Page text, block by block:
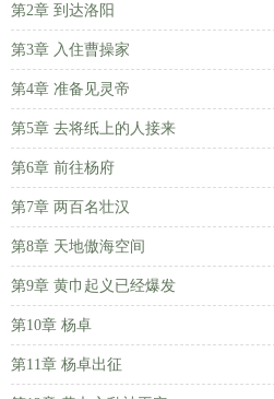
第2章 到达洛阳
第3章 入住曹操家
第4章 准备见灵帝
第5章 去将纸上的人接来
第6章 前往杨府
第7章 两百名壮汉
第8章 天地傲海空间
第9章 黄巾起义已经爆发
第10章 杨卓
第11章 杨卓出征